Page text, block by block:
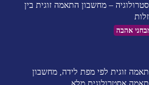
– מחשבון התאמה זוגית בין
אהבה
זוגית לפי מפת לידה, מחשבון